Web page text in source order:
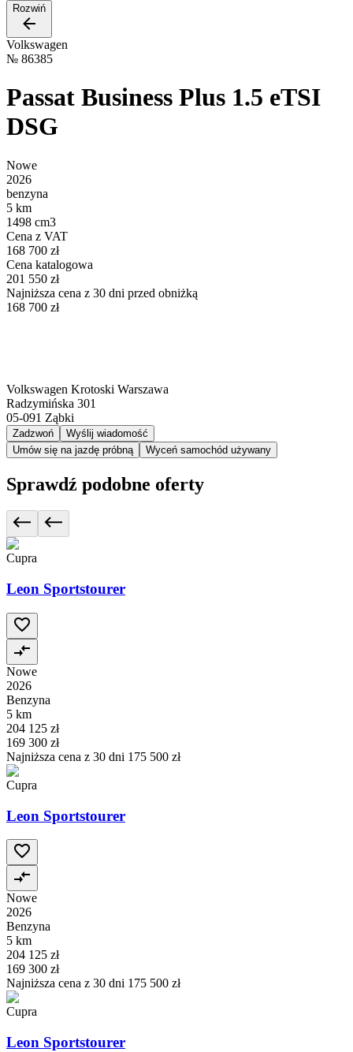
Rozwiń
Volkswagen
№ 86385
Passat Business Plus 1.5 eTSI
DSG
Nowe
2026
benzyna
5 km
1498 cm3
Cena z VAT
168 700 zł
Cena katalogowa
201 550 zł
Najniższa cena z 30 dni przed obniżką
168 700 zł
Volkswagen Krotoski Warszawa
Radzymińska 301
05-091 Ząbki
Zadzwoń
Wyślij wiadomość
Umów się na jazdę próbną
Wyceń samochód używany
Sprawdź podobne oferty
Cupra
Leon Sportstourer
Nowe
2026
Benzyna
5 km
204 125 zł
169 300 zł
Najniższa cena z 30 dni 175 500 zł
Cupra
Leon Sportstourer
Nowe
2026
Benzyna
5 km
204 125 zł
169 300 zł
Najniższa cena z 30 dni 175 500 zł
Cupra
Leon Sportstourer